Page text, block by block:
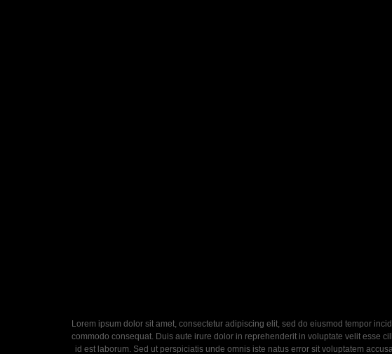
Lorem ipsum dolor sit amet, consectetur adipiscing elit, sed do eiusmod tempor
commodo consequat. Duis aute irure dolor in reprehenderit in voluptate velit esse
id est laborum. Sed ut perspiciatis unde omnis iste natus error sit voluptatem